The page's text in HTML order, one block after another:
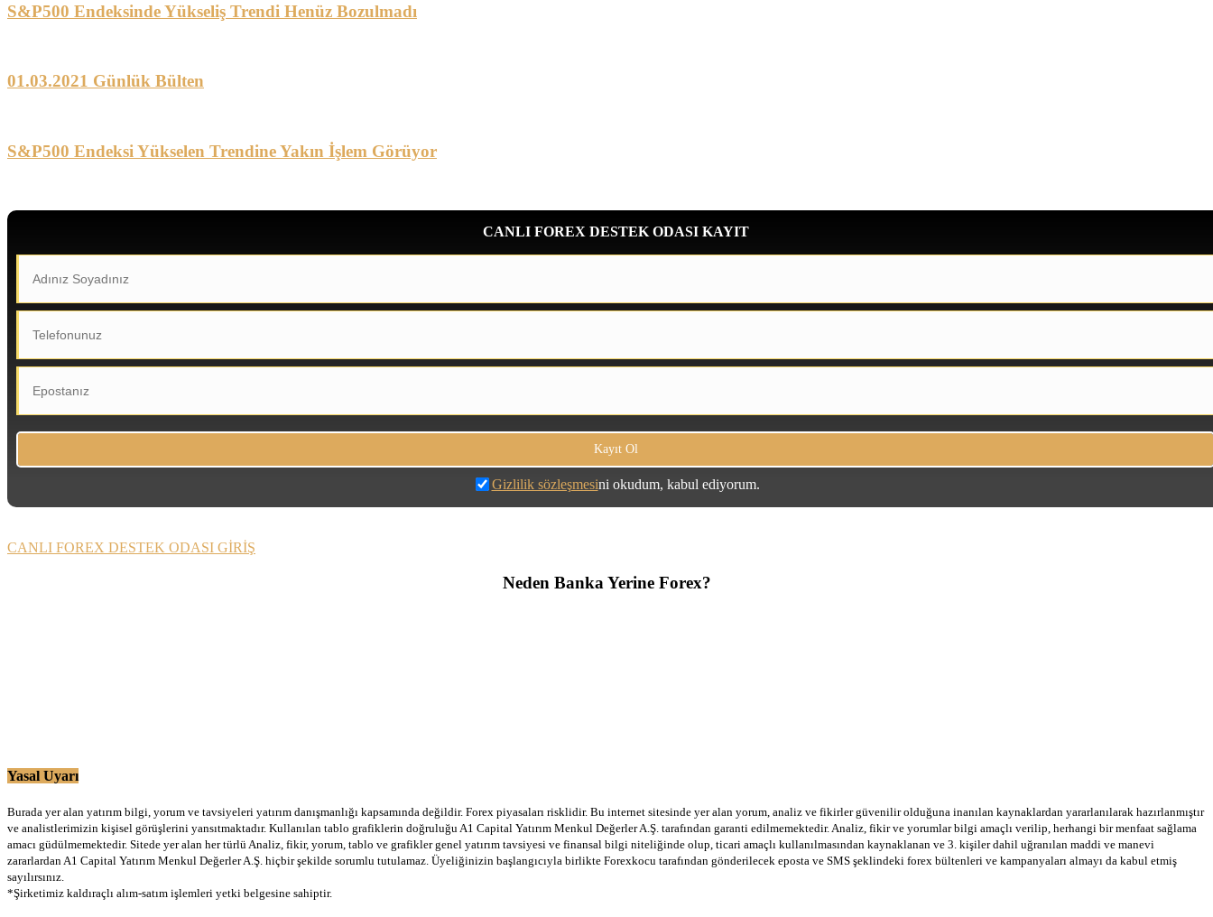
S&P500 Endeksinde Yükseliş Trendi Henüz Bozulmadı
01.03.2021 Günlük Bülten
S&P500 Endeksi Yükselen Trendine Yakın İşlem Görüyor
CANLI FOREX DESTEK ODASI KAYIT
Gizlilik sözleşmesini okudum, kabul ediyorum.
CANLI FOREX DESTEK ODASI GİRİŞ
Neden Banka Yerine Forex?
Yasal Uyarı
Burada yer alan yatırım bilgi, yorum ve tavsiyeleri yatırım danışmanlığı kapsamında değildir. Forex piyasaları risklidir. Bu internet sitesinde yer alan yorum, analiz ve fikirler güvenilir olduğuna inanılan kaynaklardan yararlanılarak hazırlanmıştır
ve analistlerimizin kişisel görüşlerini yansıtmaktadır. Kullanılan tablo grafiklerin doğruluğu A1 Capital Yatırım Menkul Değerler A.Ş. tarafından garanti edilmemektedir. Analiz, fikir ve yorumlar bilgi amaçlı verilip, herhangi bir menfaat sağlama
amacı güdülmemektedir. Sitede yer alan her türlü Analiz, fikir, yorum, tablo ve grafikler genel yatırım tavsiyesi ve finansal bilgi niteliğinde olup, ticari amaçlı kullanılmasından kaynaklanan ve 3. kişiler dahil uğranılan maddi ve manevi
zararlardan A1 Capital Yatırım Menkul Değerler A.Ş. hiçbir şekilde sorumlu tutulamaz. Üyeliğinizin başlangıcıyla birlikte Forexkocu tarafından gönderilecek eposta ve SMS şeklindeki forex bültenleri ve kampanyaları almayı da kabul etmiş
sayılırsınız.
*Şirketimiz kaldıraçlı alım-satım işlemleri yetki belgesine sahiptir.